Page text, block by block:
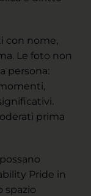
con nome,
Le foto non
persona:
prima
Pride in
spazio